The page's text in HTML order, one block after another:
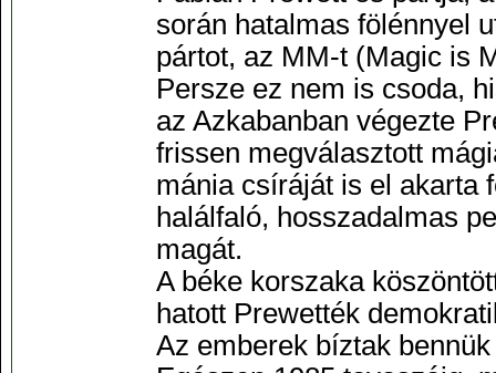
során hatalmas fölénnyel
pártot, az MM-t (Magic is
Persze ez nem is csoda,
az Azkabanban végezte
frissen megválasztott
mánia csíráját is el akarta
halálfaló, hosszadalmas
magát.
A béke korszaka
hatott Prewették
Az emberek bíztak